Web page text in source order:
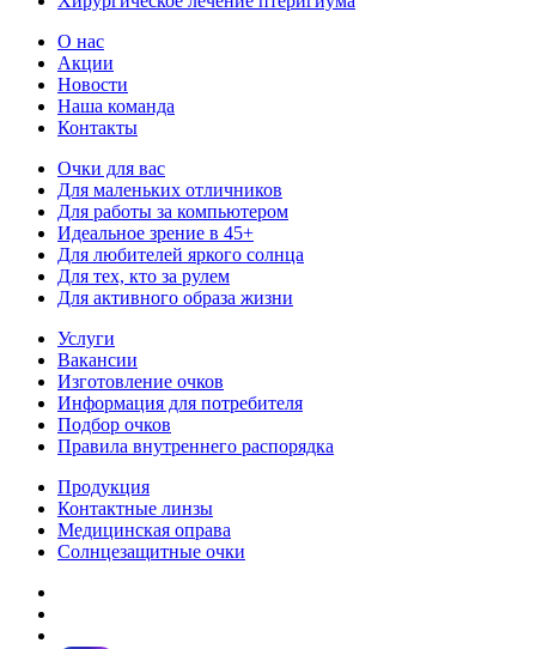
О нас
Акции
Новости
Наша команда
Контакты
Очки для вас
Для маленьких отличников
Для работы за компьютером
Идеальное зрение в 45+
Для любителей яркого солнца
Для тех, кто за рулем
Для активного образа жизни
Услуги
Вакансии
Изготовление очков
Информация для потребителя
Подбор очков
Правила внутреннего распорядка
Продукция
Контактные линзы
Медицинская оправа
Солнцезащитные очки